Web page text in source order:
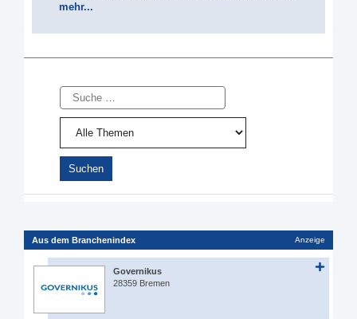
mehr...
Suche
Aus dem Branchenindex Anzeige
Governikus
28359 Bremen